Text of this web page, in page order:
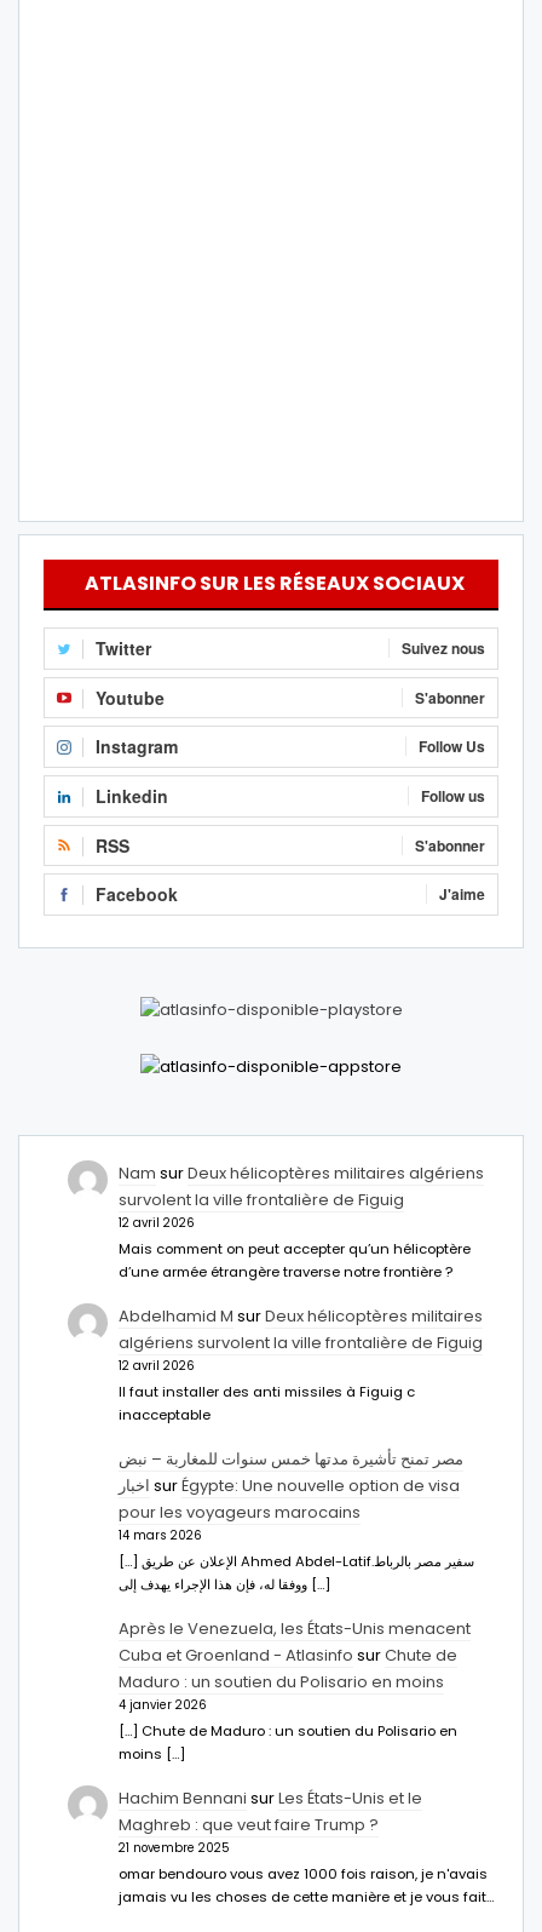
ATLASINFO SUR LES RÉSEAUX SOCIAUX
Twitter Suivez nous
Youtube S'abonner
Instagram Follow Us
Linkedin Follow us
RSS S'abonner
Facebook J'aime
Nam surDeux hélicoptères militaires algériens
survolent la ville frontalière de Figuig
12 avril 2026
Mais comment on peut accepter qu’un hélicoptère
d’une armée étrangère traverse notre frontière ?
Abdelhamid M surDeux hélicoptères militaires
algériens survolent la ville frontalière de Figuig
12 avril 2026
Il faut installer des anti missiles à Figuig c
inacceptable
مصر تمنح تأشيرة مدتها خمس سنوات للمغاربة – نبض
اخبار surÉgypte: Une nouvelle option de visa
pour les voyageurs marocains
14 mars 2026
[…] الإعلان عن طريق Ahmed Abdel-Latifسفير مصر بالرباط.
ووفقا له، فإن هذا الإجراء يهدف إلى […]
Après le Venezuela, les États-Unis menacent
Cuba et Groenland - Atlasinfo surChute de
Maduro : un soutien du Polisario en moins
4 janvier 2026
[…] Chute de Maduro : un soutien du Polisario en
moins […]
Hachim Bennani surLes États-Unis et le
Maghreb : que veut faire Trump ?
21 novembre 2025
omar bendouro vous avez 1000 fois raison, je n'avais
jamais vu les choses de cette manière et je vous fait…